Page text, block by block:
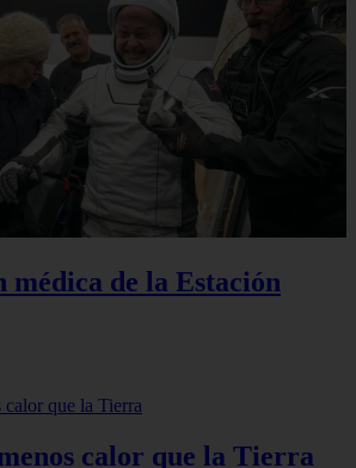
médica de la Estación
calor que la Tierra